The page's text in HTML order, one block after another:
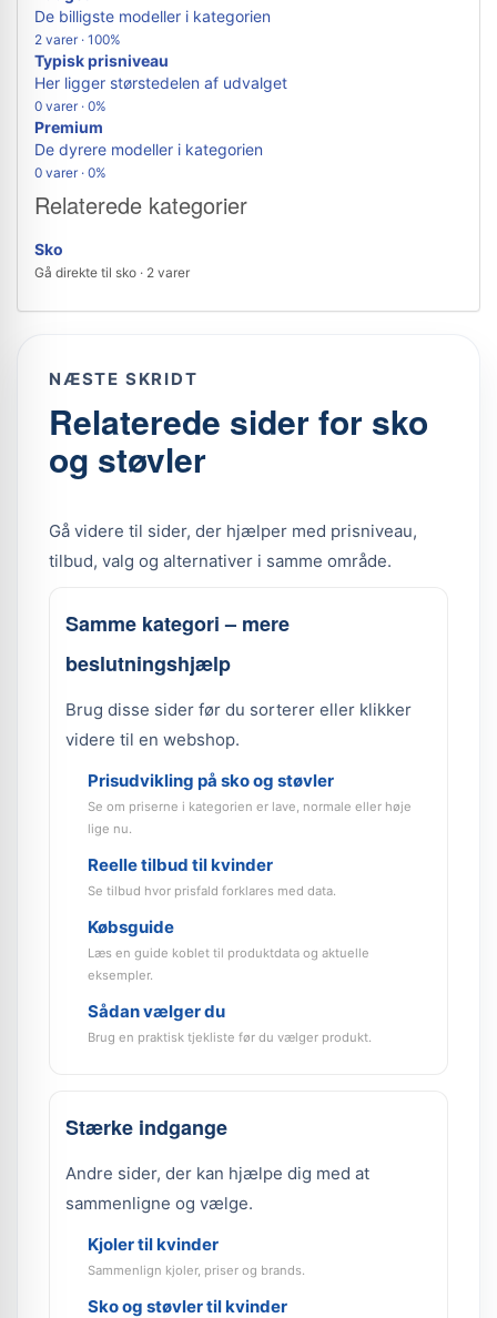
De billigste modeller i kategorien
2 varer · 100%
Typisk prisniveau
Her ligger størstedelen af udvalget
0 varer · 0%
Premium
De dyrere modeller i kategorien
0 varer · 0%
Relaterede kategorier
Sko
Gå direkte til sko · 2 varer
NÆSTE SKRIDT
Relaterede sider for sko
og støvler
Gå videre til sider, der hjælper med prisniveau,
tilbud, valg og alternativer i samme område.
Samme kategori – mere
beslutningshjælp
Brug disse sider før du sorterer eller klikker
videre til en webshop.
Prisudvikling på sko og støvler
Se om priserne i kategorien er lave, normale eller høje
lige nu.
Reelle tilbud til kvinder
Se tilbud hvor prisfald forklares med data.
Købsguide
Læs en guide koblet til produktdata og aktuelle
eksempler.
Sådan vælger du
Brug en praktisk tjekliste før du vælger produkt.
Stærke indgange
Andre sider, der kan hjælpe dig med at
sammenligne og vælge.
Kjoler til kvinder
Sammenlign kjoler, priser og brands.
Sko og støvler til kvinder